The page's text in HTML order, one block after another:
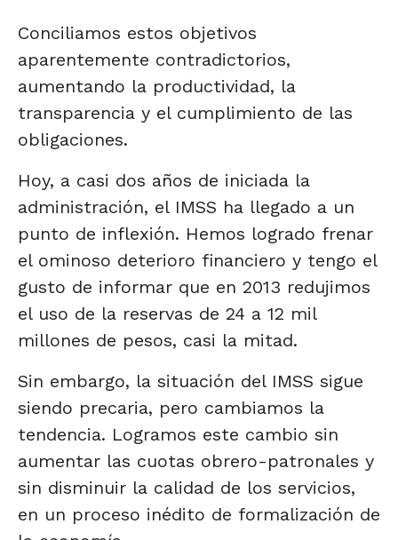
Conciliamos estos objetivos
aparentemente contradictorios,
aumentando la productividad, la
transparencia y el cumplimiento de las
obligaciones.
Hoy, a casi dos años de iniciada la
administración, el IMSS ha llegado a un
punto de inflexión. Hemos logrado frenar
el ominoso deterioro financiero y tengo el
gusto de informar que en 2013 redujimos
el uso de la reservas de 24 a 12 mil
millones de pesos, casi la mitad.
Sin embargo, la situación del IMSS sigue
siendo precaria, pero cambiamos la
tendencia. Logramos este cambio sin
aumentar las cuotas obrero-patronales y
sin disminuir la calidad de los servicios,
en un proceso inédito de formalización de